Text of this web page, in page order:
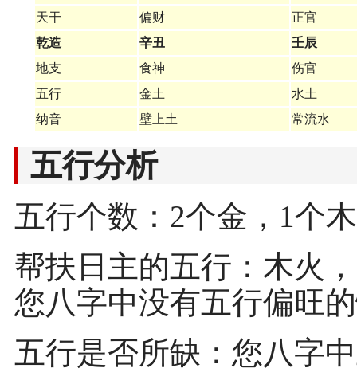
天干
偏财
正官
乾造
辛丑
壬辰
地支
食神
伤官
五行
金土
水土
纳音
壁上土 常流水
五行分析
五行个数：2个金，1个
帮扶日主的五行：木火
您八字中没有五行偏旺
五行是否所缺：您八字